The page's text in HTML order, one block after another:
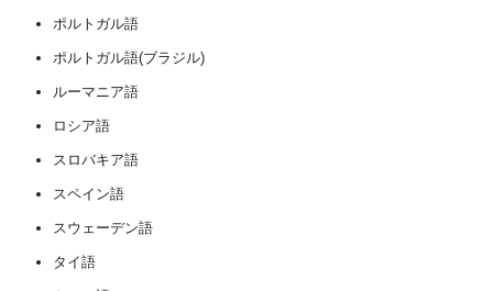
ポルトガル語
ポルトガル語(ブラジル)
ルーマニア語
ロシア語
スロバキア語
スペイン語
スウェーデン語
タイ語